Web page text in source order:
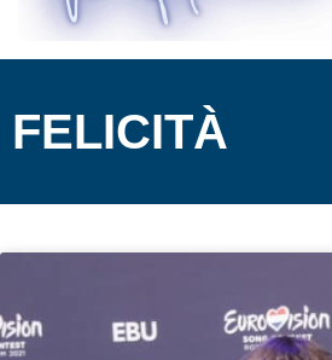
FELICITÀ